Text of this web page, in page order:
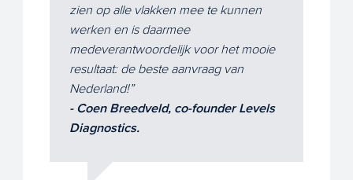
zien op alle vlakken mee te kunnen
werken en is daarmee
medeverantwoordelijk voor het mooie
resultaat: de beste aanvraag van
Nederland!
- Coen Breedveld, co-founder Levels
Diagnostics.